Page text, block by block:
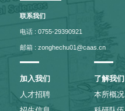
联系我们
电话 : 0755-29390921
邮箱 : zonghechu01@caas.cn
加入我们
人才招聘
了解我们
本所概况